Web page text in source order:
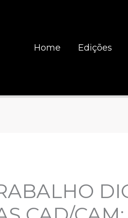
Home Edições